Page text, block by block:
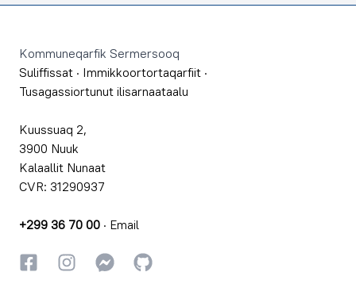
Kommuneqarfik Sermersooq
Suliffissat · Immikkoortortaqarfiit ·
Tusagassiortunut ilisarnaataalu
Kuussuaq 2,
3900 Nuuk
Kalaallit Nunaat
CVR: 31290937
+299 36 70 00 · Email
FacebookkiInstagrammiInstagrammi
GitHub